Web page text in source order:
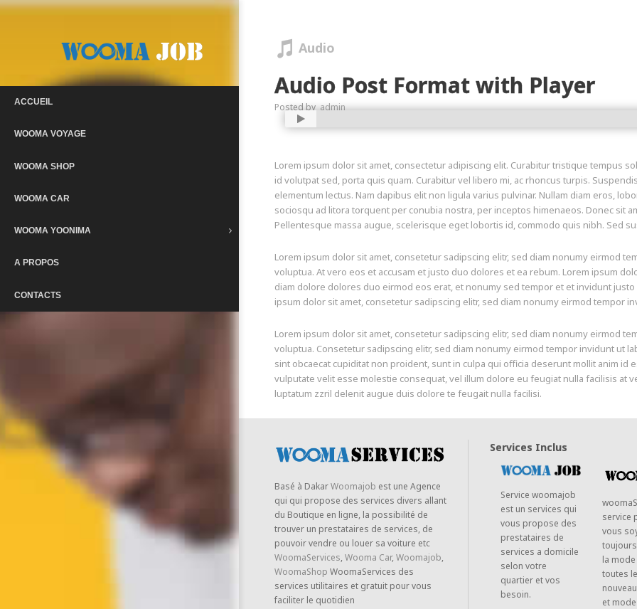
ACCUEIL
WOOMA VOYAGE
WOOMA SHOP
WOOMA CAR
WOOMA YOONIMA
A PROPOS
CONTACTS
Audio
Audio Post Format with Player
Posted byadmin
Lorem ipsum dolor sit amet, consectetur adipiscing elit. Curabitur tristique tempus
id volutpat sed, porta quis quam. Curabitur vel libero mi, ac rhoncus turpis.
elementum lectus. Nam dapibus elit non ligula varius pulvinar. Nullam diam eros,
sociosqu ad litora torquent per conubia nostra, per inceptos himenaeos. Donec sit
Pellentesque massa augue, scelerisque eget lobortis id, commodo quis nibh. Sed
Lorem ipsum dolor sit amet, consetetur sadipscing elitr, sed diam nonumy eirmod
voluptua. At vero eos et accusam et justo duo dolores et ea rebum. Lorem ipsum
diam dolore dolores duo eirmod eos erat, et nonumy sed tempor et et invidunt
ipsum dolor sit amet, consetetur sadipscing elitr, sed diam nonumy eirmod tempor
Lorem ipsum dolor sit amet, consetetur sadipscing elitr, sed diam nonumy eirmod
voluptua. Consetetur sadipscing elitr, sed diam nonumy eirmod tempor invidunt ut
sint obcaecat cupiditat non proident, sunt in culpa qui officia deserunt mollit anim
vulputate velit esse molestie consequat, vel illum dolore eu feugiat nulla facilisis at
luptatum zzril delenit augue duis dolore te feugait nulla facilisi.
Basé à DakarWoomajob est une Agence
qui qui propose des services divers allant
du Boutique en ligne, la possibilité de
trouver un prestataires de services, de
pouvoir vendre ou louer sa voiture etc
WoomaServices, Wooma Car, Woomajob,
WoomaShop WoomaServices des
services utilitaires et gratuit pour vous
faciliter le quotidien
Services Inclus
Service woomajob
est un services qui
vous propose des
prestataires de
services a domicile
selon votre
quartier et vos
besoin.
service
vous
la
toutes
et